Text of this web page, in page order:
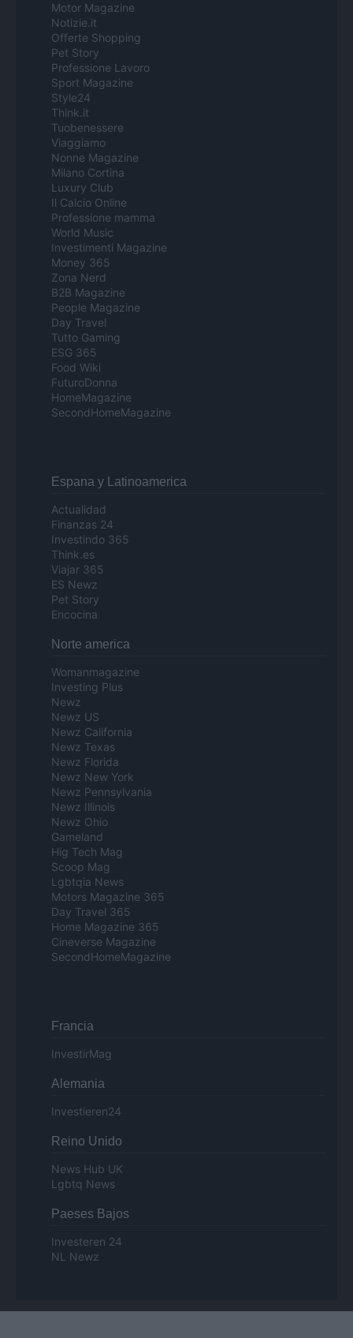
Motor Magazine
Notizie.it
Offerte Shopping
Pet Story
Professione Lavoro
Sport Magazine
Style24
Think.it
Tuobenessere
Viaggiamo
Nonne Magazine
Milano Cortina
Luxury Club
Il Calcio Online
Professione mamma
World Music
Investimenti Magazine
Money 365
Zona Nerd
B2B Magazine
People Magazine
Day Travel
Tutto Gaming
ESG 365
Food Wiki
FuturoDonna
HomeMagazine
SecondHomeMagazine
Espana y Latinoamerica
Actualidad
Finanzas 24
Investindo 365
Think.es
Viajar 365
ES Newz
Pet Story
Encocina
Norte america
Womanmagazine
Investing Plus
Newz
Newz US
Newz California
Newz Texas
Newz Florida
Newz New York
Newz Pennsylvania
Newz Illinois
Newz Ohio
Gameland
Hig Tech Mag
Scoop Mag
Lgbtqia News
Motors Magazine 365
Day Travel 365
Home Magazine 365
Cineverse Magazine
SecondHomeMagazine
Francia
InvestirMag
Alemania
Investieren24
Reino Unido
News Hub UK
Lgbtq News
Paeses Bajos
Investeren 24
NL Newz